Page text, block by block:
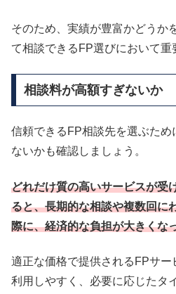
そのため、実績が豊富かどうか
て相談できるFP選びにおいて重
相談料が高額すぎないか
信頼できるFP相談先を選ぶた
ないかも確認しましょう。
どれだけ質の高いサービスが受
ると、長期的な相談や複数回に
際に、経済的な負担が大きくな
適正な価格で提供されるFPサー
利用しやすく、必要に応じたタ